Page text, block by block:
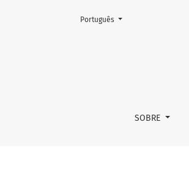
Aplicação de modelos
SOBRE
Mudar o idioma. O atual é:
Português